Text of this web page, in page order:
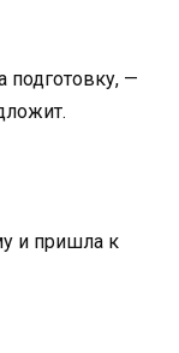
подготовку, —
и пришла к